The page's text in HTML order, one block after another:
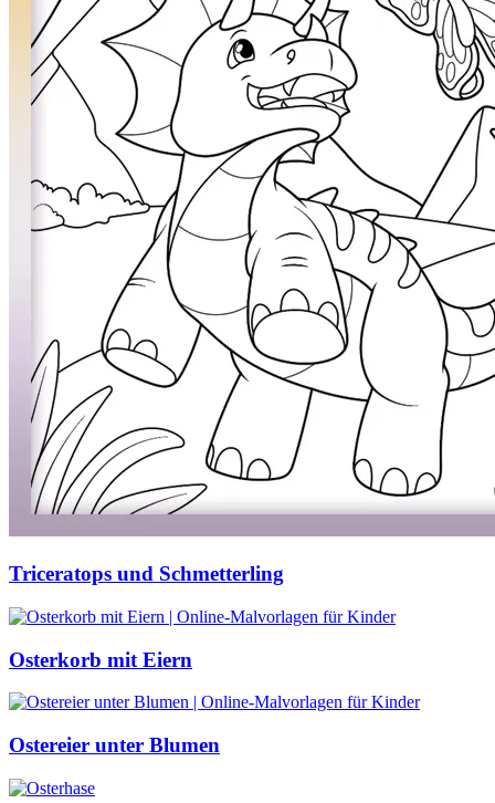
Triceratops und Schmetterling
Osterkorb mit Eiern
Ostereier unter Blumen